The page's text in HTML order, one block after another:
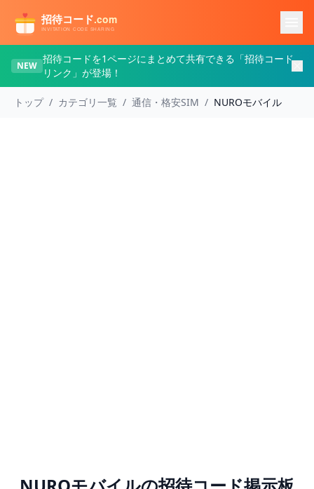
NEW
招待コードを1ページにまとめて共有できる「招待コード
リンク」が登場！
トップ / カテゴリ一覧 / 通信・格安SIM / NUROモバイル